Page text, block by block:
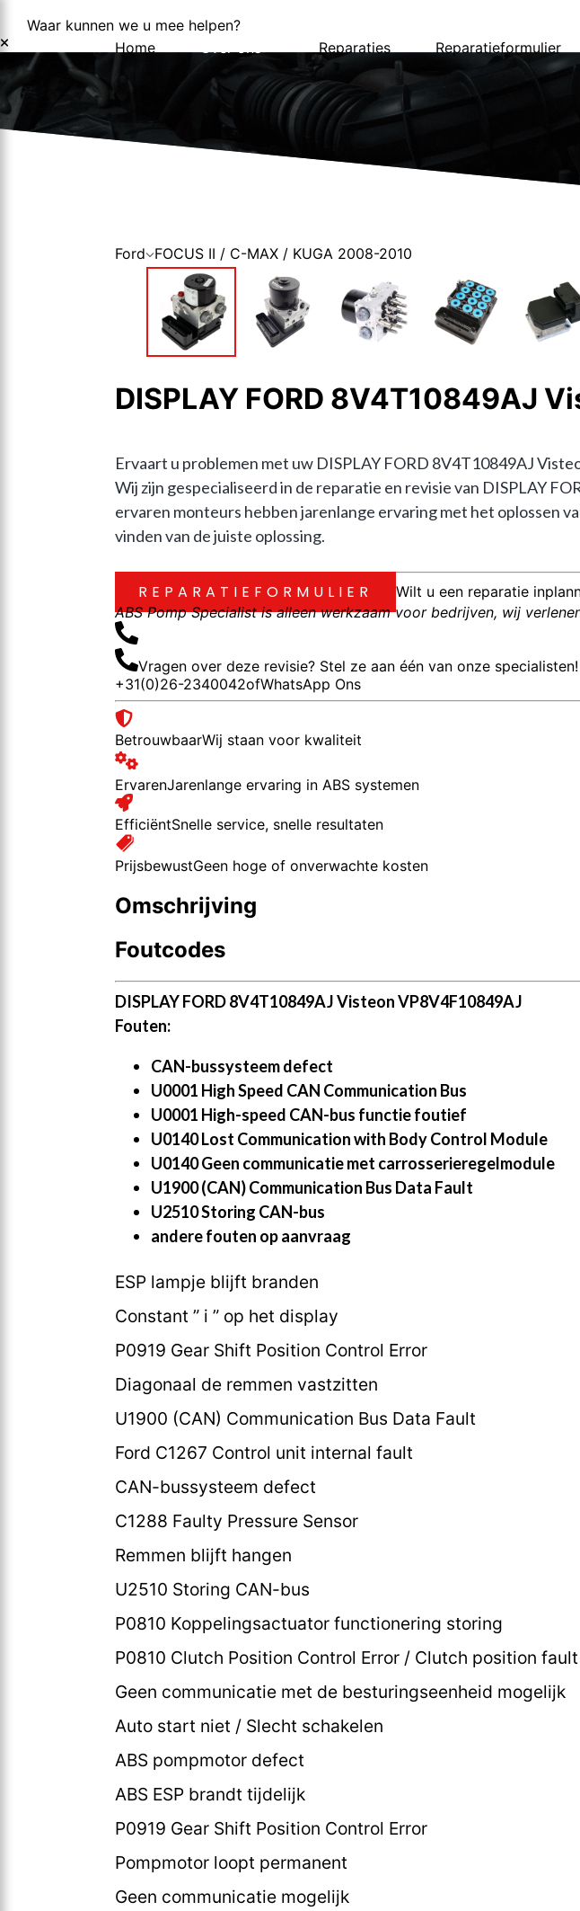
Waar kunnen we u mee helpen?
Home
Reparaties Reparatieformulier
Ford FOCUS II / C-MAX / KUGA 2008-2010
DISPLAY FORD 8V4T10849AJ
Ervaart u problemen met uw DISPLAY FORD 8V4T10849AJ
Wij zijn gespecialiseerd in de reparatie en revisie van DISPLAY
ervaren monteurs hebben jarenlange ervaring met het oplossen
vinden van de juiste oplossing.
REPARATIEFORMULIER
Wilt u een reparatie
ABS Pomp Specialist is alleen werkzaam voor bedrijven, wij
Vragen over deze revisie? Stel ze aan één van onze specialisten!
+31(0)26-2340042ofWhatsApp Ons
BetrouwbaarWij staan voor kwaliteit
ErvarenJarenlange ervaring in ABS systemen
EfficiëntSnelle service, snelle resultaten
PrijsbewustGeen hoge of onverwachte kosten
Omschrijving
Foutcodes
DISPLAY FORD 8V4T10849AJ Visteon VP8V4F10849AJ
Fouten:
CAN-bussysteem defect
U0001 High Speed CAN Communication Bus
U0001 High-speed CAN-bus functie foutief
U0140 Lost Communication with Body Control Module
U0140 Geen communicatie met carrosserieregelmodule
U1900 (CAN) Communication Bus Data Fault
U2510 Storing CAN-bus
andere fouten op aanvraag
ESP lampje blijft branden
Constant ” i ” op het display
P0919 Gear Shift Position Control Error
Diagonaal de remmen vastzitten
U1900 (CAN) Communication Bus Data Fault
Ford C1267 Control unit internal fault
CAN-bussysteem defect
C1288 Faulty Pressure Sensor
Remmen blijft hangen
U2510 Storing CAN-bus
P0810 Koppelingsactuator functionering storing
P0810 Clutch Position Control Error / Clutch position fault
Geen communicatie met de besturingseenheid mogelijk
Auto start niet / Slecht schakelen
ABS pompmotor defect
ABS ESP brandt tijdelijk
P0919 Gear Shift Position Control Error
Pompmotor loopt permanent
Geen communicatie mogelijk